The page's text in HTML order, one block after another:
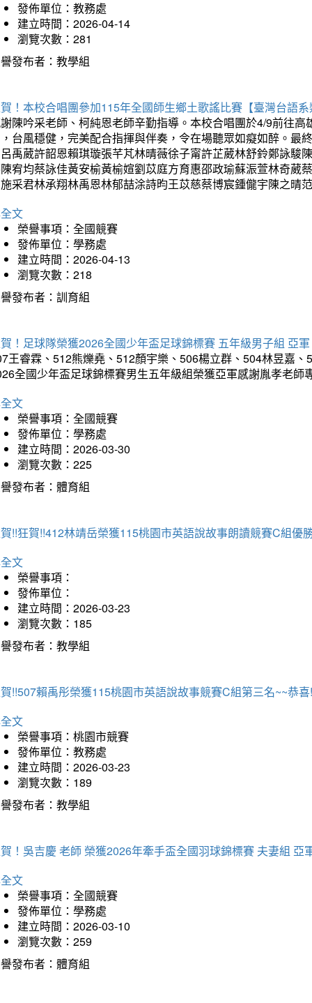
發佈單位：教務處
建立時間：2026-04-14
瀏覽次數：281
發布者：教學組
！本校合唱團參加115年全國師生鄉土歌謠比賽【臺灣台語
陳吟采老師、柯純恩老師辛勤指導。本校合唱團於4/9前往
台風穩健，完美配合指揮與伴奏，令在場聽眾如癡如醉。最
禹葳許韶恩賴琪璇張芊芃林晴薇徐子甯許芷葳林舒鈴鄭詠駿
宥均蔡詠佳黃安榆黃榆媗劉苡庭方育惠邵政瑜蘇浱萱林奇葳
采君林承翔林禹恩林郁喆涂詩昀王苡慈蔡博宸鍾儱宇陳之晴
文
榮譽事項：全國競賽
發佈單位：學務處
建立時間：2026-04-13
瀏覽次數：218
發布者：訓育組
！足球隊榮獲2026全國少年盃足球錦標賽 五年級男子組 亞軍
王睿霖、512熊爍堯、512顏宇樂、506楊立群、504林昱嘉
全國少年盃足球錦標賽男生五年級組榮獲亞軍感謝胤孝老師
文
榮譽事項：全國競賽
發佈單位：學務處
建立時間：2026-03-30
瀏覽次數：225
發布者：體育組
!!狂賀!!412林靖岳榮獲115桃園市英語說故事朗讀競賽C組優
文
榮譽事項：
發佈單位：
建立時間：2026-03-23
瀏覽次數：185
發布者：教學組
!!507賴禹彤榮獲115桃園市英語說故事競賽C組第三名~~恭喜
文
榮譽事項：桃園市競賽
發佈單位：教務處
建立時間：2026-03-23
瀏覽次數：189
發布者：教學組
！吳吉慶 老師 榮獲2026年牽手盃全國羽球錦標賽 夫妻組 亞
文
榮譽事項：全國競賽
發佈單位：學務處
建立時間：2026-03-10
瀏覽次數：259
發布者：體育組